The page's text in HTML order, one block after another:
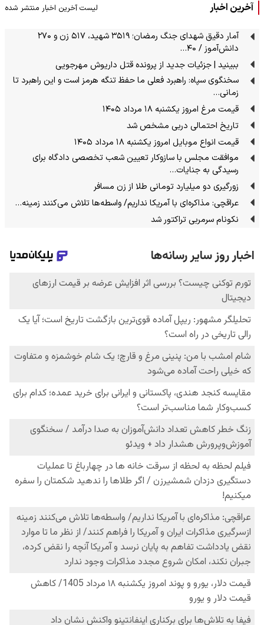
آخرین اخبار لیست آخرین اخبار منتشر شده
آمار دقیق شهدای جنگ رمضان؛ ۳۵۱۹ شهید، ۵۱۷ زن و ۲۷۰
دانش‌آموز / ۴۰…
ببینید | جزئیات جدید از پرونده قتل داریوش مهرجویی
سخنگوی سپاه: راهبرد فعلی ما حفظ تنگه هرمز است و این راهبرد تا
زمانی…
قیمت مرغ امروز یکشنبه ۱۸ مرداد ۱۴۰۵
تاریخ احتمالی دربی مشخص شد
قیمت انواع موبایل امروز یکشنبه ۱۸ مرداد ۱۴۰۵
موافقت مجلس با سازوکار تعیین شعب تخصصی دادگاه برای
رسیدگی به جنایات…
زورگیری دو میلیارد تومانی طلا از زن مسافر
عراقچی: مذاکره‌ای با آمریکا نداریم/ واسطه‌ها تلاش می‌کنند زمینه‌…
نکونام سرمربی تراکتور شد